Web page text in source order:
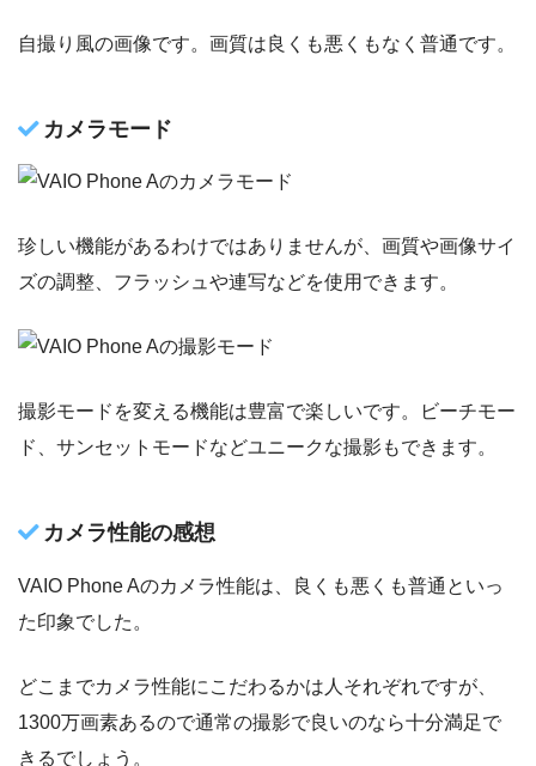
自撮り風の画像です。画質は良くも悪くもなく普通です。
カメラモード
珍しい機能があるわけではありませんが、画質や画像サイ
ズの調整、フラッシュや連写などを使用できます。
撮影モードを変える機能は豊富で楽しいです。ビーチモー
ド、サンセットモードなどユニークな撮影もできます。
カメラ性能の感想
VAIO Phone Aのカメラ性能は、良くも悪くも普通といっ
た印象でした。
どこまでカメラ性能にこだわるかは人それぞれですが、
1300万画素あるので通常の撮影で良いのなら十分満足で
きるでしょう。